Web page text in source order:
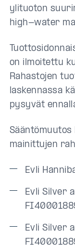
ylituoton
high-water
on ilmoitettu
Rahastojen
laskennassa
pysyvät
Sääntömuutos
mainittujen
Evli
Evli Silver
Evli Silver